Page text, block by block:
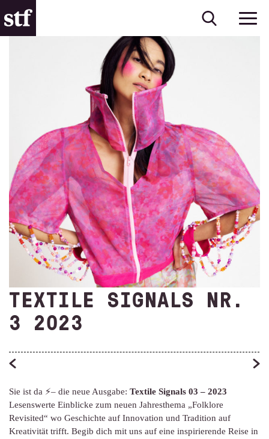
TEXTILE SIGNALS NR.
3 2023
Sie ist da ⚡️– die neue Ausgabe: Textile Signals 03 – 2023
Lesenswerte Einblicke zum neuen Jahresthema „Folklore
Revisited“ wo Geschichte auf Innovation und Tradition auf
Kreativität trifft. Begib dich mit uns auf eine inspirierende Reise in